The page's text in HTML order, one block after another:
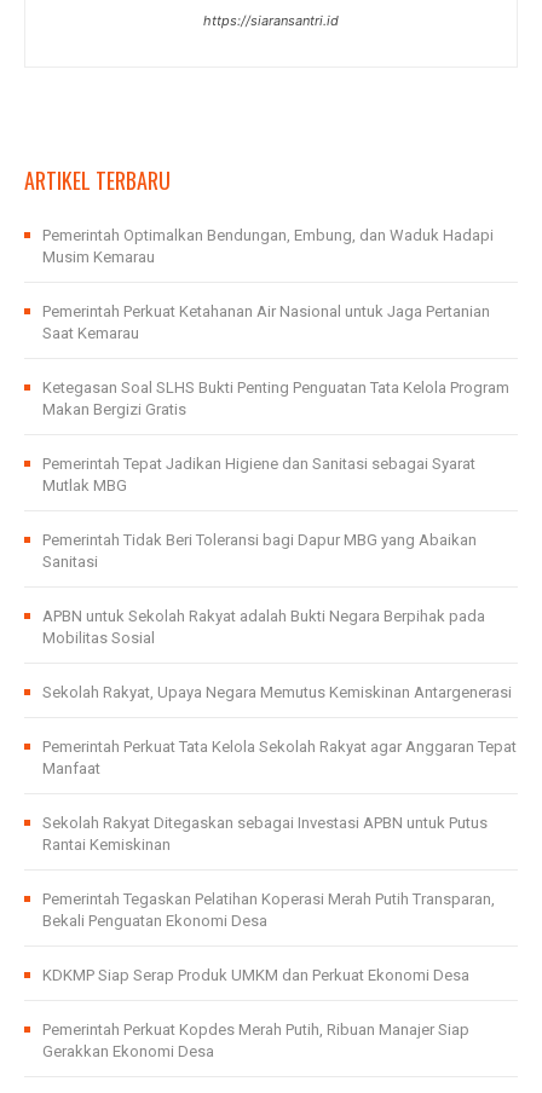
https://siaransantri.id
ARTIKEL TERBARU
Pemerintah Optimalkan Bendungan, Embung, dan Waduk Hadapi
Musim Kemarau
Pemerintah Perkuat Ketahanan Air Nasional untuk Jaga Pertanian
Saat Kemarau
Ketegasan Soal SLHS Bukti Penting Penguatan Tata Kelola Program
Makan Bergizi Gratis
Pemerintah Tepat Jadikan Higiene dan Sanitasi sebagai Syarat
Mutlak MBG
Pemerintah Tidak Beri Toleransi bagi Dapur MBG yang Abaikan
Sanitasi
APBN untuk Sekolah Rakyat adalah Bukti Negara Berpihak pada
Mobilitas Sosial
Sekolah Rakyat, Upaya Negara Memutus Kemiskinan Antargenerasi
Pemerintah Perkuat Tata Kelola Sekolah Rakyat agar Anggaran Tepat
Manfaat
Sekolah Rakyat Ditegaskan sebagai Investasi APBN untuk Putus
Rantai Kemiskinan
Pemerintah Tegaskan Pelatihan Koperasi Merah Putih Transparan,
Bekali Penguatan Ekonomi Desa
KDKMP Siap Serap Produk UMKM dan Perkuat Ekonomi Desa
Pemerintah Perkuat Kopdes Merah Putih, Ribuan Manajer Siap
Gerakkan Ekonomi Desa